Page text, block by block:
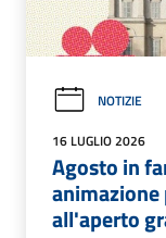
NOTIZIE
16 LUGLIO 2026
Agosto in
all'aperto